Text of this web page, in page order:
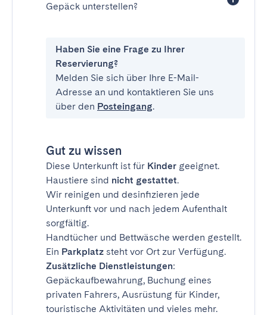
Gepäck unterstellen?
Haben Sie eine Frage zu Ihrer
Reservierung?
Melden Sie sich über Ihre E-Mail-
Adresse an und kontaktieren Sie uns
über den Posteingang.
Gut zu wissen
Diese Unterkunft ist für Kinder geeignet.
Haustiere sind nicht gestattet.
Wir reinigen und desinfizieren jede
Unterkunft vor und nach jedem Aufenthalt
sorgfältig.
Handtücher und Bettwäsche werden gestellt.
Ein Parkplatz steht vor Ort zur Verfügung.
Zusätzliche Dienstleistungen:
Gepäckaufbewahrung, Buchung eines
privaten Fahrers, Ausrüstung für Kinder,
touristische Aktivitäten und vieles mehr.